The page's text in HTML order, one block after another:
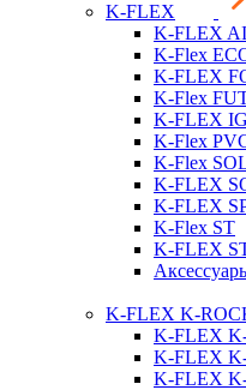
K-FLEX
K-FLEX
K-Flex
K-FLEX
K-Flex
K-FLEX
K-Flex
K-Flex
K-FLEX
K-FLEX
K-Flex ST
K-FLEX
K-FLEX K-
K-FLEX
K-FLEX
K-FLEX